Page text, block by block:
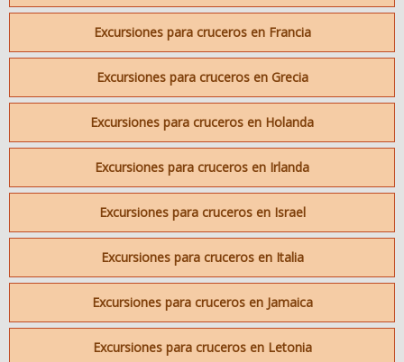
Excursiones para cruceros en Francia
Excursiones para cruceros en Grecia
Excursiones para cruceros en Holanda
Excursiones para cruceros en Irlanda
Excursiones para cruceros en Israel
Excursiones para cruceros en Italia
Excursiones para cruceros en Jamaica
Excursiones para cruceros en Letonia